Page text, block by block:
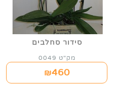
סידור סחלבים
מק"ט 0049
₪460